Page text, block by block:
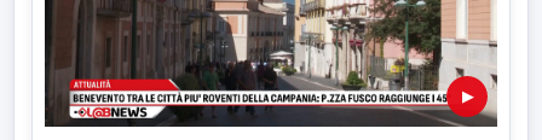
▶